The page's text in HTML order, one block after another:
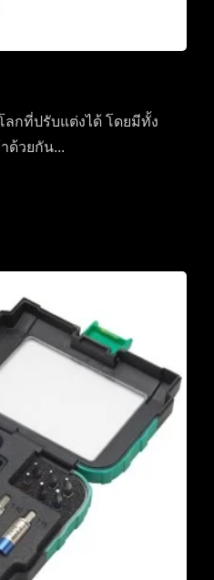
ลกที่ปรับแต่งได้ โดยมีทั้ง
ด้วยกัน...